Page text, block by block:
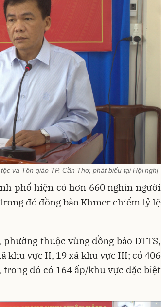
và Tôn giáo TP. Cần Thơ, phát biểu tại Hội nghị
phố hiện có hơn 660 nghìn người
đó đồng bào Khmer chiếm tỷ lệ
thuộc vùng đồng bào DTTS,
khu vực II, 19 xã khu vực III; có 406
trong đó có 164 ấp/khu vực đặc biệt